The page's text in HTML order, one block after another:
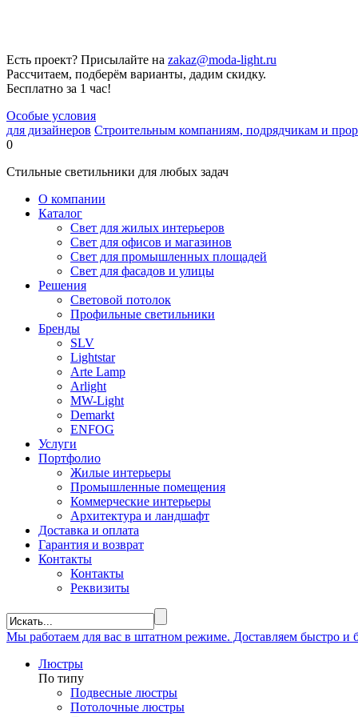
Есть проект? Присылайте на zakaz@moda-light.ru
Рассчитаем, подберём варианты, дадим скидку.
Бесплатно за 1 час!
Особые условия
для дизайнеров Строительным компаниям, подрядчикам и
0
Стильные светильники для любых задач
О компании
Каталог
Свет для жилых интерьеров
Свет для офисов и магазинов
Свет для промышленных площадей
Свет для фасадов и улицы
Решения
Световой потолок
Профильные светильники
Бренды
SLV
Lightstar
Arte Lamp
Arlight
MW-Light
Demarkt
ENFOG
Услуги
Портфолио
Жилые интерьеры
Промышленные помещения
Коммерческие интерьеры
Архитектура и ландшафт
Доставка и оплата
Гарантия и возврат
Контакты
Контакты
Реквизиты
Мы работаем для вас в штатном режиме. Доставляем быстро и
Люстры
По типу
Подвесные люстры
Потолочные люстры